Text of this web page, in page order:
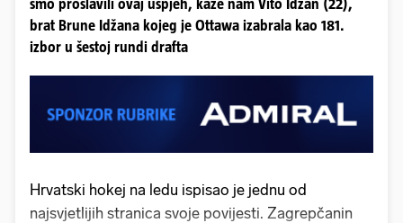
smo proslavili ovaj uspjeh, kaže nam Vito Idžan (22),
brat Brune Idžana kojeg je Ottawa izabrala kao 181.
izbor u šestoj rundi drafta
Hrvatski hokej na ledu ispisao je jednu od
najsvjetlijih stranica svoje povijesti. Zagrepčanin